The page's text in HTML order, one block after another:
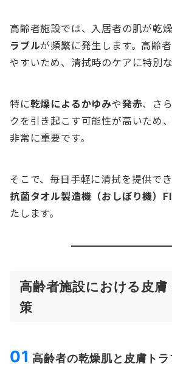
高齢者施設では、入居者の肌が乾燥
ラブルが頻繁に発生します。高齢
やすいため、清拭時のケアに特別
特に乾燥によるかゆみや発赤、さ
クを引き起こす可能性が高いため
非常に重要です。
そこで、毎日手軽に清拭を提供で
抗菌タオル製造機（おしぼり機）
たします。
高齢者施設における皮
策
01 高齢者の乾燥肌と皮膚ト